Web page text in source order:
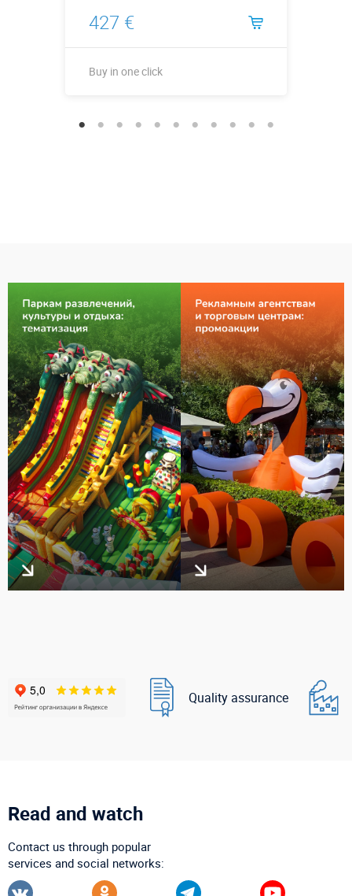
427 €
Buy in one click
Quality assurance
Read and watch
Contact us through popular
services and social networks: